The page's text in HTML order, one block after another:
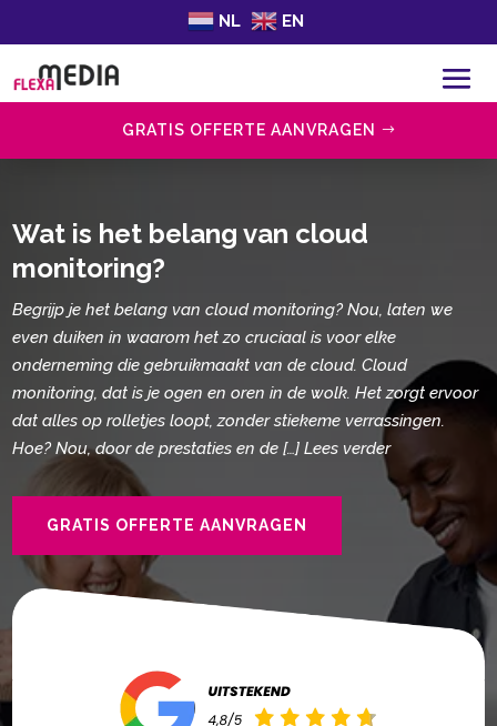
NL EN
GRATIS OFFERTE AANVRAGEN
Wat is het belang van cloud
monitoring?
Begrijp je het belang van cloud monitoring? Nou, laten we
even duiken in waarom het zo cruciaal is voor elke
onderneming die gebruikmaakt van de cloud. Cloud
monitoring, dat is je ogen en oren in de wolk. Het zorgt ervoor
dat alles op rolletjes loopt, zonder stiekeme verrassingen.
Hoe? Nou, door de prestaties en de […] Lees verder
GRATIS OFFERTE AANVRAGEN